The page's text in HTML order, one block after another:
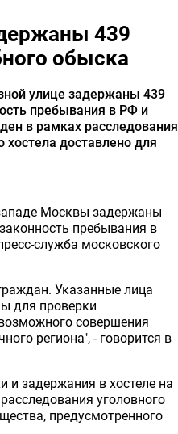
439
обыска
улице задержаны 439
пребывания в РФ и
в рамках расследования
хостела доставлено для
Москвы задержаны
пребывания в
служба московского
Указанные лица
для проверки
совершения
региона", - говорится в
и задержания в хостеле на
уголовного
предусмотренного